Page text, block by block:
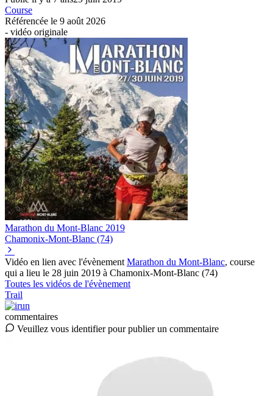
Course
Référencée le 9 août 2026
- vidéo originale
Marathon du Mont-Blanc 2019
Chamonix-Mont-Blanc (74)
Vidéo en lien avec l'évènement Marathon du Mont-Blanc, course
qui a lieu le 28 juin 2019 à Chamonix-Mont-Blanc (74)
Toutes les vidéos de l'évènement
Trail
commentaires
Veuillez vous identifier pour publier un commentaire